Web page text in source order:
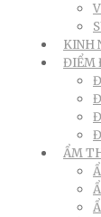
KINH
ĐIỂM
ẨM